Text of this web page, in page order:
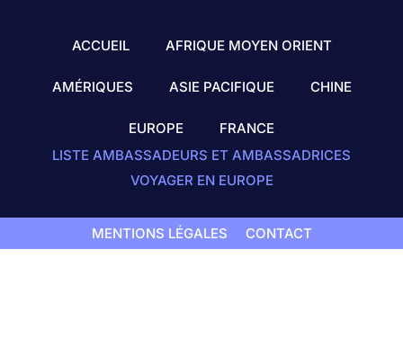
ACCUEIL AFRIQUE MOYEN ORIENT
AMÉRIQUES ASIE PACIFIQUE CHINE
EUROPE
FRANCE
LISTE AMBASSADEURS ET AMBASSADRICES
VOYAGER EN EUROPE
MENTIONS LÉGALES CONTACT